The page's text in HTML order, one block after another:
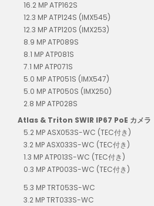
16.2 MP ATP162S
12.3 MP ATP124S (IMX545)
12.3 MP ATP120S (IMX253)
8.9 MP ATP089S
8.1 MP ATP081S
7.1 MP ATP071S
5.0 MP ATP051S (IMX547)
5.0 MP ATP050S (IMX250)
2.8 MP ATP028S
Atlas & Triton SWIR IP67 PoE カメラ
5.2 MP ASX053S-WC (TEC付き)
3.2 MP ASX033S-WC (TEC付き)
1.3 MP ATP013S-WC (TEC付き)
0.3 MP ATP003S-WC (TEC付き)
5.3 MP TRT053S-WC
3.2 MP TRT033S-WC